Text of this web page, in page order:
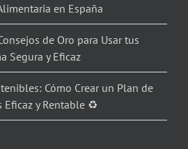
en España
de Oro para Usar tus
Segura y Eficaz
Cómo Crear un Plan de
Eficaz y Rentable ♻️